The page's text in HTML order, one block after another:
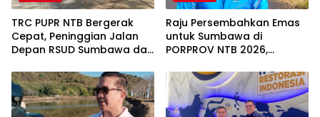
TRC PUPR NTB Bergerak
Cepat, Peninggian Jalan
Depan RSUD Sumbawa dan
Mulai Dikerjakan
Raju Persembahkan Emas
untuk Sumbawa di
PORPROV NTB 2026,
Masyarakat Sumbawa